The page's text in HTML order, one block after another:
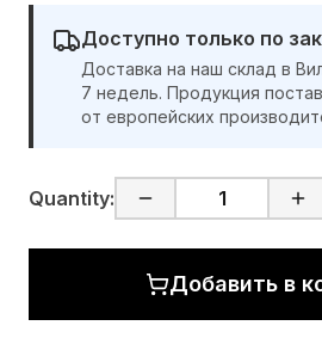
Доступно только по
Доставка на наш склад в
7 недель. Продукция
от европейских
Quantity:
Добавить в